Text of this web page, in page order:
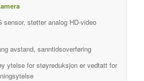
sensor, støtter analog HD-video
avstand, sanntidsoverføring
ytelse for støyreduksjon er vedtatt for